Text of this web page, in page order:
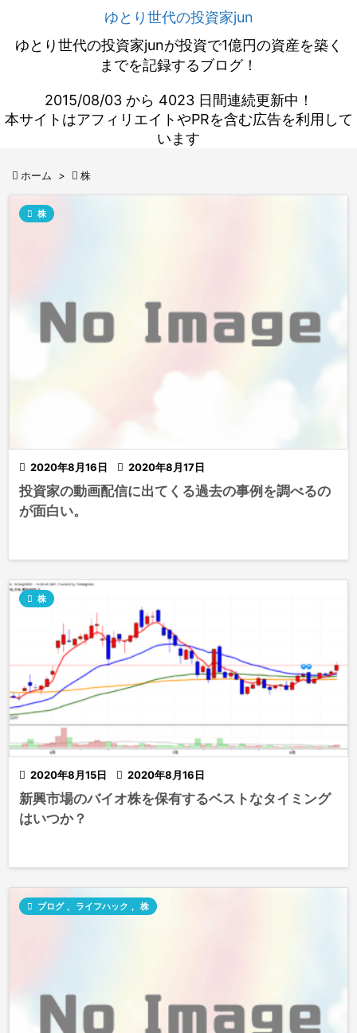
ゆとり世代の投資家jun
ゆとり世代の投資家junが投資で1億円の資産を築く
までを記録するブログ！
2015/08/03 から 4023 日間連続更新中！
本サイトはアフィリエイトやPRを含む広告を利用して
います
 ホーム >  株
 2020年8月16日  2020年8月17日
 株
投資家の動画配信に出てくる過去の事例を調べるの
が面白い。
 2020年8月15日  2020年8月16日
 株
新興市場のバイオ株を保有するベストなタイミング
はいつか？
 ブログ , ライフハック , 株